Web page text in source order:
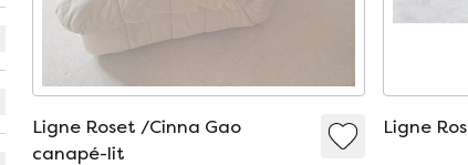
Ligne Roset /Cinna Gao
canapé-lit
Ligne